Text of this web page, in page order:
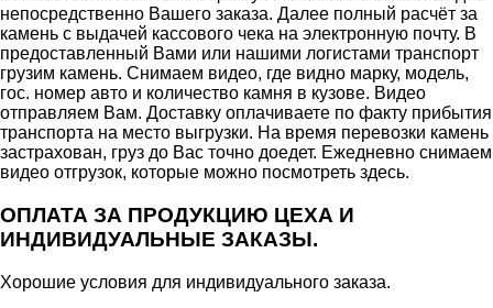
непосредственно Вашего заказа. Далее полный расчёт за
камень с выдачей кассового чека на электронную почту. В
предоставленный Вами или нашими логистами транспорт
грузим камень. Снимаем видео, где видно марку, модель,
гос. номер авто и количество камня в кузове. Видео
отправляем Вам. Доставку оплачиваете по факту прибытия
транспорта на место выгрузки. На время перевозки камень
застрахован, груз до Вас точно доедет. Ежедневно снимаем
видео отгрузок, которые можно посмотреть здесь.
ОПЛАТА ЗА ПРОДУКЦИЮ ЦЕХА И
ИНДИВИДУАЛЬНЫЕ ЗАКАЗЫ.
Хорошие условия для индивидуального заказа.